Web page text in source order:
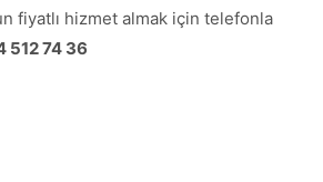
fiyatlı hizmet almak için telefonla
512 74 36